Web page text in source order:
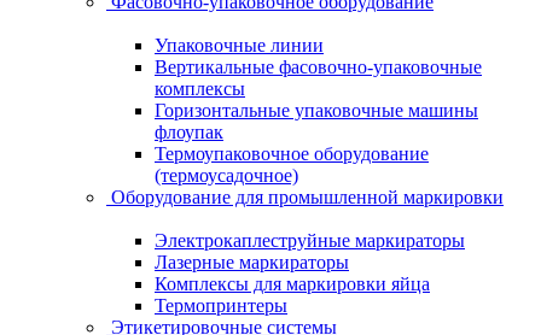
Упаковочные линии
Вертикальные фасовочно-упаковочные
комплексы
Горизонтальные упаковочные машины
флоупак
Термоупаковочное оборудование
(термоусадочное)
Оборудование для промышленной маркировки
Электрокаплеструйные маркираторы
Лазерные маркираторы
Комплексы для маркировки яйца
Термопринтеры
Этикетировочные системы